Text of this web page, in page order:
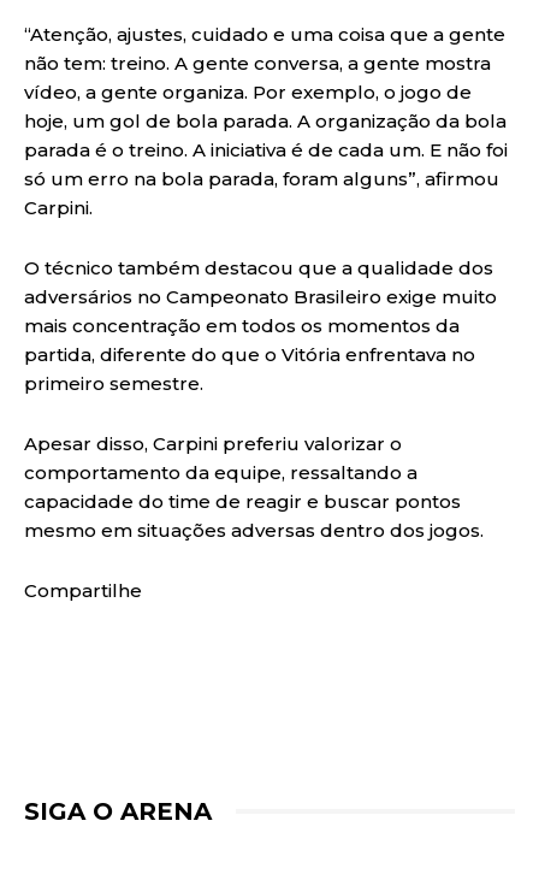
“Atenção, ajustes, cuidado e uma coisa que a gente
não tem: treino. A gente conversa, a gente mostra
vídeo, a gente organiza. Por exemplo, o jogo de
hoje, um gol de bola parada. A organização da bola
parada é o treino. A iniciativa é de cada um. E não foi
só um erro na bola parada, foram alguns”, afirmou
Carpini.
O técnico também destacou que a qualidade dos
adversários no Campeonato Brasileiro exige muito
mais concentração em todos os momentos da
partida, diferente do que o Vitória enfrentava no
primeiro semestre.
Apesar disso, Carpini preferiu valorizar o
comportamento da equipe, ressaltando a
capacidade do time de reagir e buscar pontos
mesmo em situações adversas dentro dos jogos.
Compartilhe
SIGA O ARENA